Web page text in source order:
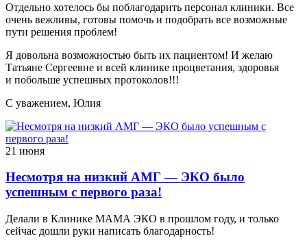
Отдельно хотелось бы поблагодарить персонал клиники. Все
очень вежливы, готовы помочь и подобрать все возможные
пути решения проблем!
Я довольна возможностью быть их пациентом! И желаю
Татьяне Сергеевне и всей клинике процветания, здоровья
и побольше успешных протоколов!!!
С уважением, Юлия
21 июня
Несмотря на низкий АМГ — ЭКО было
успешным с первого раза!
Делали в Клинике МАМА ЭКО в прошлом году, и только
сейчас дошли руки написать благодарность!